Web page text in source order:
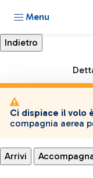
Menu
Ci dispiace il volo
compagnia aerea
Arrivi